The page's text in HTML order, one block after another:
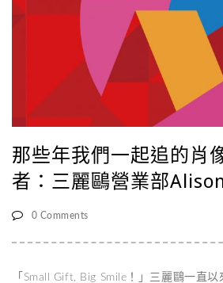
Hello Kitty和布丁狗！ 在大家一片歡呼
的走進來 ♪ 一起來蹦蹦跳跳轉圈圈吧～
三麗鷗的可愛小禮給大家鼓勵鼓勵～ 最
那些年我們一起追的
者：三麗鷗營業部
0 Comments
「Small Gift, Big Smile！」三麗鷗一直